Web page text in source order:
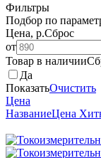
Фильтры
Подбор по
Цена, р.Сброс
от
Товар в наличии
Да
ПоказатьОчистить
Цена
НазваниеЦена